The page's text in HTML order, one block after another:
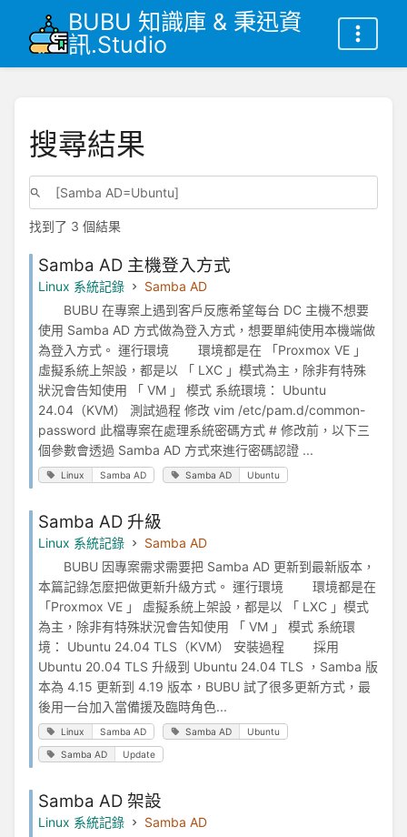
BUBU 知識庫 & 秉迅資
訊.Studio
搜尋結果
找到了 3 個結果
Samba AD 主機登入方式
Linux 系統記錄
Samba AD
BUBU 在專案上遇到客戶反應希望每台 DC 主機不想要
使用 Samba AD 方式做為登入方式，想要單純使用本機端做
為登入方式。 運行環境 環境都是在 「Proxmox VE 」
虛擬系統上架設，都是以 「 LXC 」模式為主，除非有特殊
狀況會告知使用 「 VM 」 模式 系統環境： Ubuntu
24.04（KVM） 測試過程 修改 vim /etc/pam.d/common-
password 此檔專案在處理系統密碼方式 # 修改前，以下三
個參數會透過 Samba AD 方式來進行密碼認證 ...
Linux Samba AD Samba AD Ubuntu
Samba AD 升級
Linux 系統記錄
Samba AD
BUBU 因專案需求需要把 Samba AD 更新到最新版本，
本篇記錄怎麼把做更新升級方式。 運行環境 環境都是在
「Proxmox VE 」 虛擬系統上架設，都是以 「 LXC 」模式
為主，除非有特殊狀況會告知使用 「 VM 」 模式 系統環
境： Ubuntu 24.04 TLS（KVM） 安裝過程 採用
Ubuntu 20.04 TLS 升級到 Ubuntu 24.04 TLS ，Samba 版
本為 4.15 更新到 4.19 版本，BUBU 試了很多更新方式，最
後用一台加入當備援及臨時角色...
Linux Samba AD Samba AD Ubuntu
Samba AD Update
Samba AD 架設
Linux 系統記錄
Samba AD